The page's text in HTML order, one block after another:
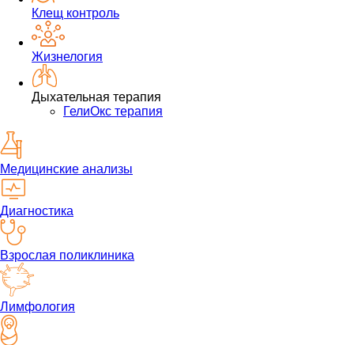
Клещ контроль
Жизнелогия
Дыхательная терапия
ГелиОкс терапия
Медицинские анализы
Диагностика
Взрослая поликлиника
Лимфология